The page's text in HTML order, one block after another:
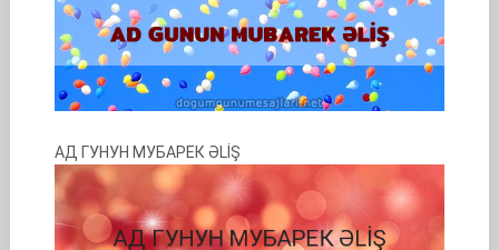
АД ГУНУН МУБАРЕК ƏLİŞ